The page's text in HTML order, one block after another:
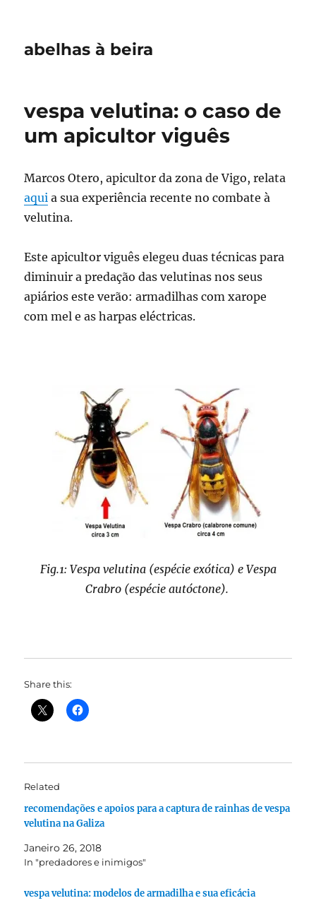
abelhas à beira
vespa velutina: o caso de
um apicultor viguês
Marcos Otero, apicultor da zona de Vigo, relata
aqui a sua experiência recente no combate à
velutina.
Este apicultor viguês elegeu duas técnicas para
diminuir a predação das velutinas nos seus
apiários este verão: armadilhas com xarope
com mel e as harpas eléctricas.
Fig.1: Vespa velutina (espécie exótica) e Vespa
Crabro (espécie autóctone).
Share this:
Related
recomendações e apoios para a captura de rainhas de vespa
velutina na Galiza
Janeiro 26, 2018
In "predadores e inimigos"
vespa velutina: modelos de armadilha e sua eficácia